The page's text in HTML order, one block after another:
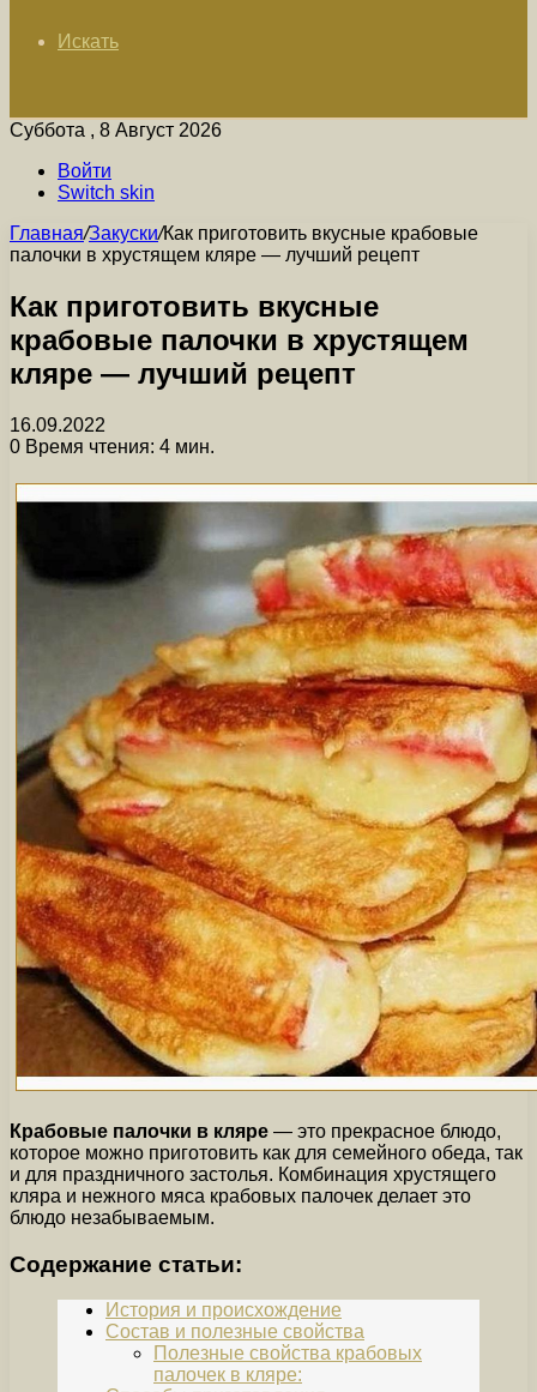
Искать
Суббота , 8 Август 2026
Войти
Switch skin
Главная/Закуски/Как приготовить вкусные крабовые
палочки в хрустящем кляре — лучший рецепт
Как приготовить вкусные
крабовые палочки в хрустящем
кляре — лучший рецепт
16.09.2022
0 Время чтения: 4 мин.
Крабовые палочки в кляре — это прекрасное блюдо,
которое можно приготовить как для семейного обеда, так
и для праздничного застолья. Комбинация хрустящего
кляра и нежного мяса крабовых палочек делает это
блюдо незабываемым.
Содержание статьи:
История и происхождение
Состав и полезные свойства
Полезные свойства крабовых
палочек в кляре: